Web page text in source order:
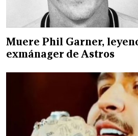
Muere Phil Garner,
exmánager de Astros